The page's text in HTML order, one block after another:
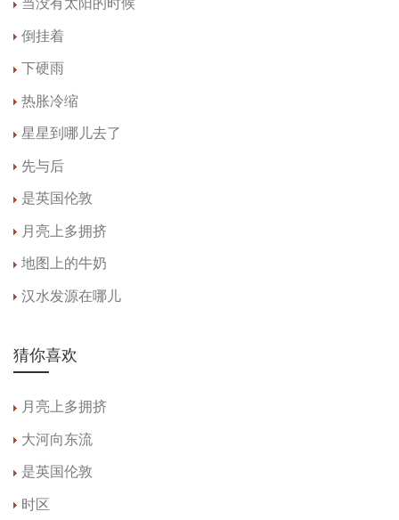
当没有太阳的时候
倒挂着
下硬雨
热胀冷缩
星星到哪儿去了
先与后
是英国伦敦
月亮上多拥挤
地图上的牛奶
汉水发源在哪儿
猜你喜欢
月亮上多拥挤
大河向东流
是英国伦敦
时区